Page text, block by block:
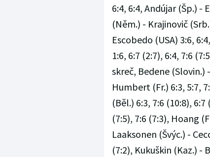
6:4, 6:4, Andújar (Šp.) -
(Něm.) - Krajinovič
Escobedo (USA) 3:6,
1:6, 6:7 (2:7), 6:4, 7:6
skreč, Bedene (Slovin.)
Humbert (Fr.) 6:3, 5:7,
(Běl.) 6:3, 7:6 (10:8),
(7:5), 7:6 (7:3), Hoang
Laaksonen (Švýc.) -
(7:2), Kukuškin (Kaz.) -